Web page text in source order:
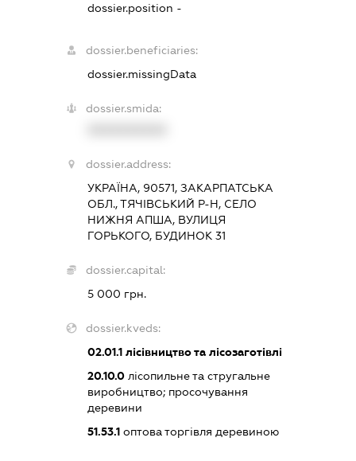
dossier.position -
dossier.beneficiaries:
dossier.missingData
dossier.smida:
dossier.address:
УКРАЇНА, 90571, ЗАКАРПАТСЬКА
ОБЛ., ТЯЧІВСЬКИЙ Р-Н, СЕЛО
НИЖНЯ АПША, ВУЛИЦЯ
ГОРЬКОГО, БУДИНОК 31
dossier.capital:
5 000 грн.
dossier.kveds:
02.01.1лісівництво та лісозаготівлі
20.10.0лісопильне та стругальне
виробництво; просочування
деревини
51.53.1оптова торгівля деревиною